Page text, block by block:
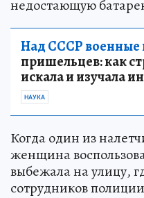
недостающую
Над СССР военные
пришельцев: как
искала и изучала
НАУКА
Когда один из
женщина
выбежала на улицу,
сотрудников